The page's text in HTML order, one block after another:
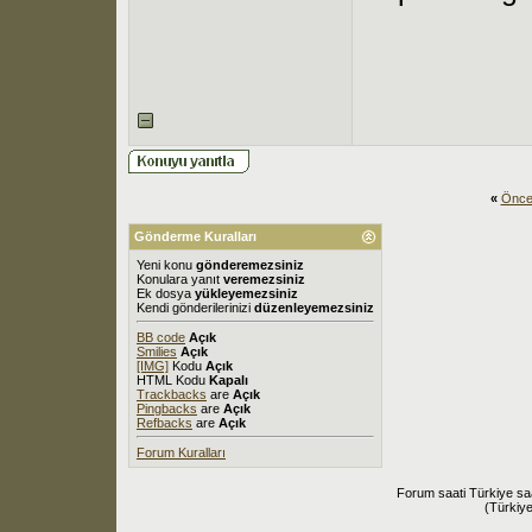
«
Gönderme Kuralları
Yeni konu gönderemezsiniz
Konulara yanıt veremezsiniz
Ek dosya yükleyemezsiniz
Kendi gönderilerinizi düzenleyemezsiniz
BB code Açık
Smilies Açık
[IMG] Kodu Açık
HTML Kodu Kapalı
Trackbacks are Açık
Pingbacks are Açık
Refbacks are Açık
Forum Kuralları
Forum saati Türkiye